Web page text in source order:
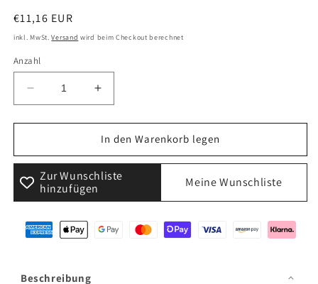
Normaler
Preis
€11,16 EUR
inkl. MwSt.Versand wird beim Checkout berechnet
Anzahl
Verringere
die
Menge
EATON
IS-
40/1
Lasttrennschalter
240V
276270
Erhöhe
die
Menge
für
EATON
IS-
40/1
Lasttrennschalter
240V
In den Warenkorb legen
Zur Wunschliste
hinzufügen
Meine Wunschliste
Beschreibung